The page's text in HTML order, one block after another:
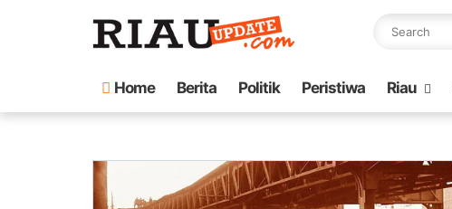
Home Berita Politik Peristiwa Riau